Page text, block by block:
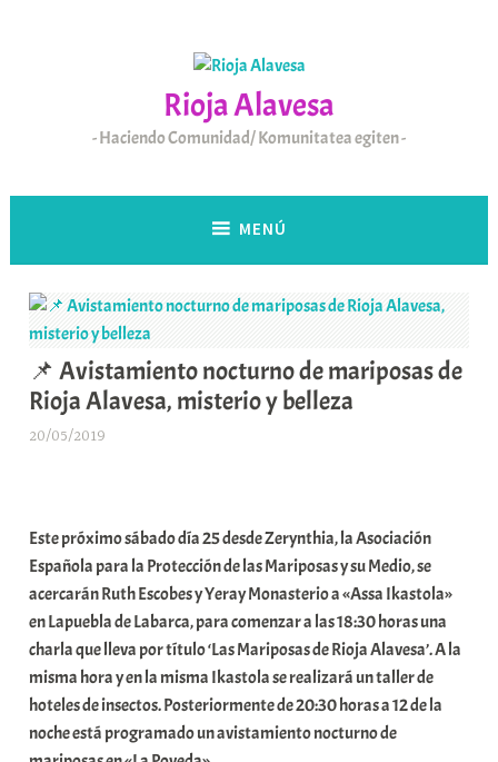
Rioja Alavesa
Haciendo Comunidad/ Komunitatea egiten
MENÚ
📌 Avistamiento nocturno de mariposas de
Rioja Alavesa, misterio y belleza
20/05/2019
a
r
E
r
r
i
o
x
Este próximo sábado día 25 desde Zerynthia, la Asociación
Española para la Protección de las Mariposas y su Medio, se
acercarán Ruth Escobes y Yeray Monasterio a «Assa Ikastola»
en Lapuebla de Labarca, para comenzar a las 18:30 horas una
charla que lleva por título ‘Las Mariposas de Rioja Alavesa’. A la
misma hora y en la misma Ikastola se realizará un taller de
hoteles de insectos. Posteriormente de 20:30 horas a 12 de la
noche está programado un avistamiento nocturno de